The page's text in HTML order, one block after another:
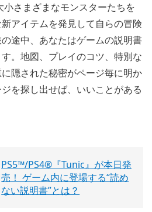
さまざまなモンスターたちを
アイテムを発見して自らの冒険
途中、あなたはゲームの説明書
。地図、プレイのコツ、特別な
隠された秘密がページ毎に明か
を探し出せば、いいことがある
PS5™/PS4®『Tunic』が本日発
売！ ゲーム内に登場する“読め
ない説明書”とは？